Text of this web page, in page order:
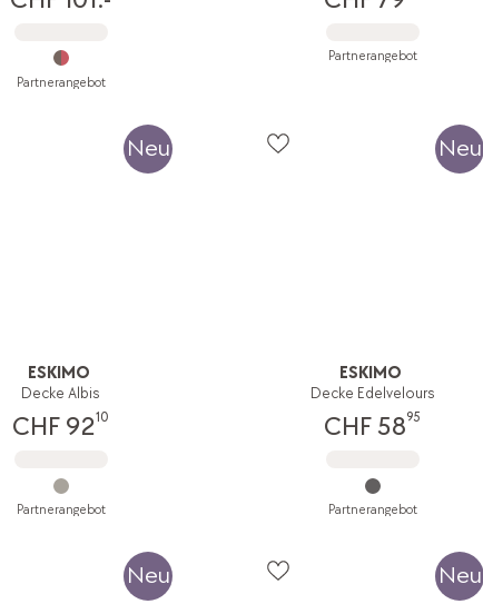
Partnerangebot
Partnerangebot
Neu
ESKIMO
Decke Albis
CHF 9210
Partnerangebot
Neu
ESKIMO
Decke Edelvelours
CHF 5895
Partnerangebot
Neu Neu